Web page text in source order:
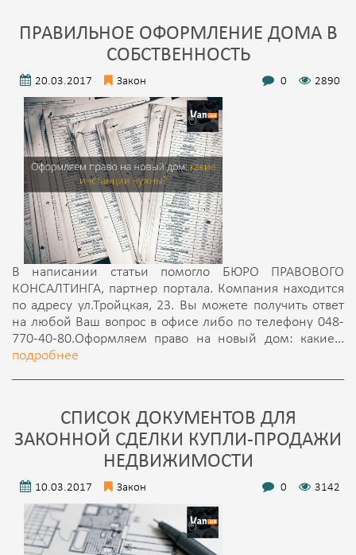
ПРАВИЛЬНОЕ ОФОРМЛЕНИЕ ДОМА В
СОБСТВЕННОСТЬ
20.03.2017 Закон 2890
0
В написании статьи помогло БЮРО ПРАВОВОГО
КОНСАЛТИНГА, партнер портала. Компания находится
по адресу ул.Тройцкая, 23. Вы можете получить ответ
на любой Ваш вопрос в офисе либо по телефону 048-
770-40-80.Оформляем право на новый дом: какие...
подробнее
СПИСОК ДОКУМЕНТОВ ДЛЯ
ЗАКОННОЙ СДЕЛКИ КУПЛИ-ПРОДАЖИ
НЕДВИЖИМОСТИ
10.03.2017 Закон 3142
0